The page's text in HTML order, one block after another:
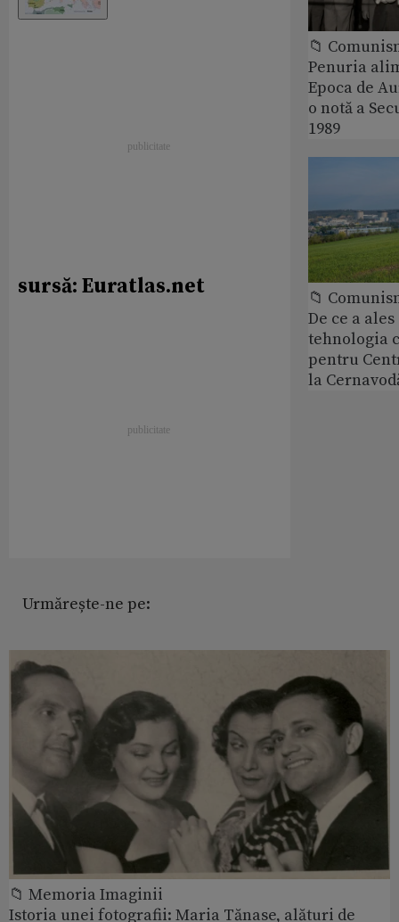
sursă: Euratlas.net
Urmărește-ne pe:
📁
Penuria
Epoca de
o notă a
1989
📁
De ce a
tehnologia
pentru
la
📁 Memoria Imaginii
Istoria unei fotografii: Maria Tănase, alături de